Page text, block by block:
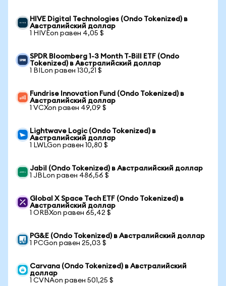
HIVE Digital Technologies (Ondo Tokenized) в
Австралийский доллар
1 HIVEon равен 4,05 $
SPDR Bloomberg 1-3 Month T-Bill ETF (Ondo
Tokenized) в Австралийский доллар
1 BILon равен 130,21 $
Fundrise Innovation Fund (Ondo Tokenized) в
Австралийский доллар
1 VCXon равен 49,09 $
Lightwave Logic (Ondo Tokenized) в
Австралийский доллар
1 LWLGon равен 10,80 $
Jabil (Ondo Tokenized) в Австралийский доллар
1 JBLon равен 486,56 $
Global X Space Tech ETF (Ondo Tokenized) в
Австралийский доллар
1 ORBXon равен 65,42 $
PG&E (Ondo Tokenized) в Австралийский доллар
1 PCGon равен 25,03 $
Carvana (Ondo Tokenized) в Австралийский
доллар
1 CVNAon равен 501,25 $